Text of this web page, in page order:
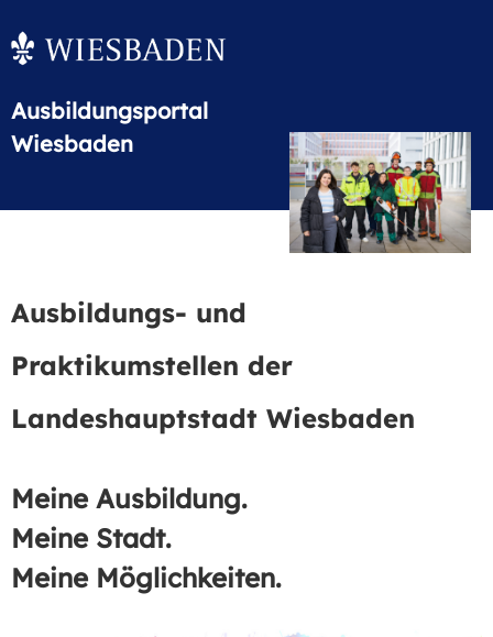
Ausbildungsportal
Wiesbaden
Ausbildungs- und
Praktikumstellen der
Landeshauptstadt Wiesbaden
Meine Ausbildung.
Meine Stadt.
Meine Möglichkeiten.